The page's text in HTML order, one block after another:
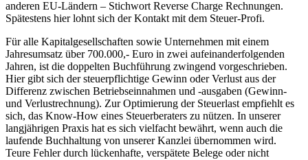
anderen EU-Ländern – Stichwort Reverse Charge Rechnungen.
Spätestens hier lohnt sich der Kontakt mit dem Steuer-Profi.
Für alle Kapitalgesellschaften sowie Unternehmen mit einem
Jahresumsatz über 700.000,- Euro in zwei aufeinanderfolgenden
Jahren, ist die doppelten Buchführung zwingend vorgeschrieben.
Hier gibt sich der steuerpflichtige Gewinn oder Verlust aus der
Differenz zwischen Betriebseinnahmen und -ausgaben (Gewinn-
und Verlustrechnung). Zur Optimierung der Steuerlast empfiehlt es
sich, das Know-How eines Steuerberaters zu nützen. In unserer
langjährigen Praxis hat es sich vielfacht bewährt, wenn auch die
laufende Buchhaltung von unserer Kanzlei übernommen wird.
Teure Fehler durch lückenhafte, verspätete Belege oder nicht